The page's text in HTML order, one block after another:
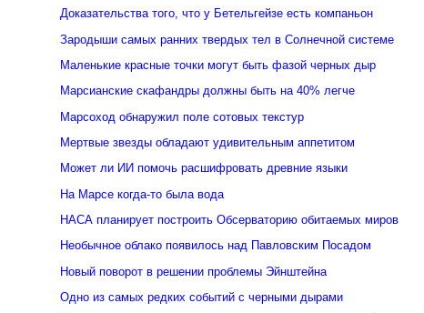
Доказательства того, что у Бетельгейзе есть компаньон
Зародыши самых ранних твердых тел в Солнечной системе
Маленькие красные точки могут быть фазой черных дыр
Марсианские скафандры должны быть на 40% легче
Марсоход обнаружил поле сотовых текстур
Мертвые звезды обладают удивительным аппетитом
Может ли ИИ помочь расшифровать древние языки
На Марсе когда-то была вода
НАСА планирует построить Обсерваторию обитаемых миров
Необычное облако появилось над Павловским Посадом
Новый поворот в решении проблемы Эйнштейна
Одно из самых редких событий с черными дырами